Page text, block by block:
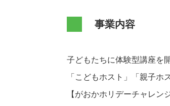
事業内容
子どもたちに体験型講座を
「こどもホスト」「親子ホ
【がおかホリデーチャレンジ